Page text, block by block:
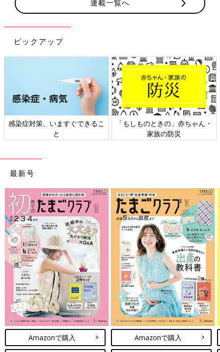
連載一覧へ
ピックアップ
」赤ちゃん・
日本外来小児科学会リーフレッ
六星占術 細木か
最新号
Amazonで購入 Amazonで購入